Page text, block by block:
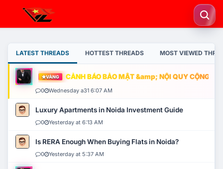
LATEST THREADS HOTTEST THREADS MOST VIEWED
VÀNG CẢNH BÁO BẢO MẬT &amp; NỘI QUY CỘNG
0 Wednesday a31 6:07 AM
Luxury Apartments in Noida Investment Guide
0 Yesterday at 6:13 AM
Is RERA Enough When Buying Flats in Noida?
0 Yesterday at 5:37 AM